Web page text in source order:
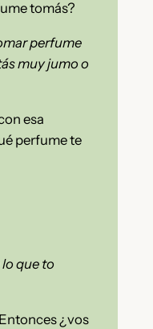
tomás?
perfume
muy jumo o
esa
perfume te
que to
¿vos